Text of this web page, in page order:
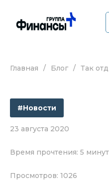
О компании
Услуги
Прайс
Наши кейсы
Блог
Главная / Блог / Так
#Новости
23 августа 2020
Время прочтения: 5 минут
Просмотров: 1026